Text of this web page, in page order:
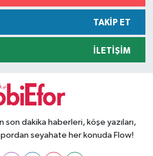
TAKIP ET
İLETIŞIM
dakika haberleri, köşe yazıları,
seyahate her konuda Flow!